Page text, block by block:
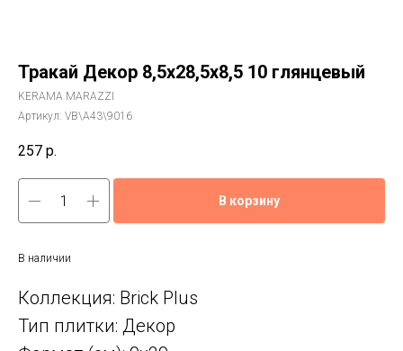
Тракай Декор 8,5x28,5x8,5 10 глянцевый
KERAMA MARAZZI
Артикул: VB\A43\9016
257 р.
В корзину
В наличии
Коллекция: Brick Plus
Тип плитки: Декор